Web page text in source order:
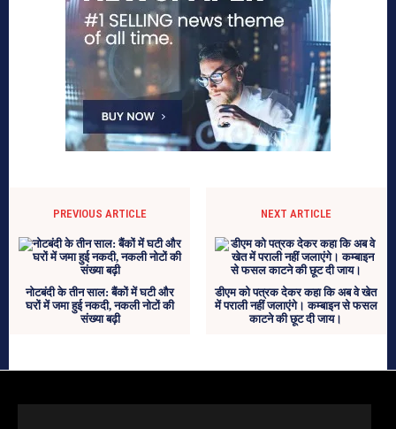
PREVIOUS ARTICLE
नोटबंदी के तीन साल: बैंकों में घटी और
घरों में जमा हुई नकदी, नकली नोटों की
संख्या बढ़ी
NEXT ARTICLE
डीएम को पत्रक देकर कहा कि अब वे खेत
में पराली नहीं जलाएंगे। कम्बाइन से फसल
काटने की छूट दी जाय।